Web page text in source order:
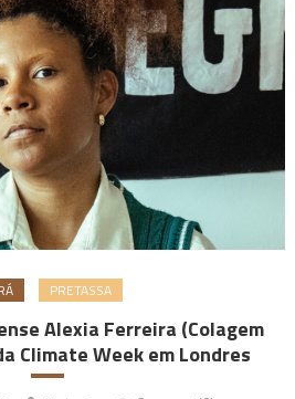
PRETASSA
Alexia Ferreira (Colagem
Climate Week em Londres